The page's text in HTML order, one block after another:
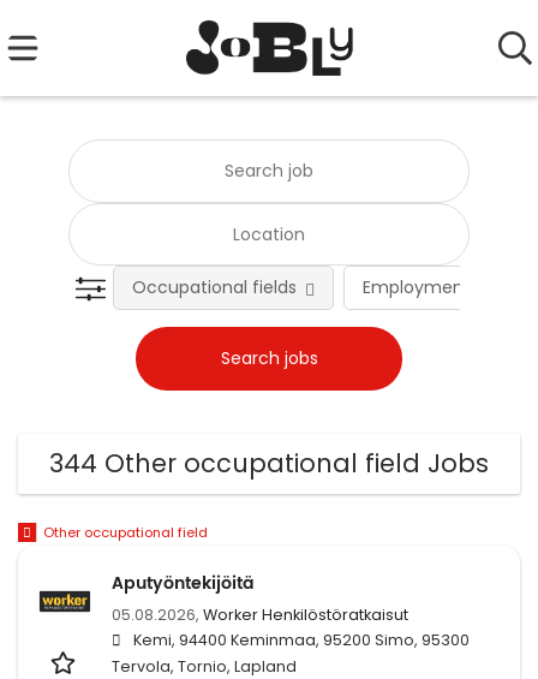
Employment type
Occupational fields
344 Other occupational field Jobs
Other occupational field
Aputyöntekijöitä
05.08.2026, Worker Henkilöstöratkaisut
Kemi, 94400 Keminmaa, 95200 Simo, 95300
Tervola, Tornio, Lapland